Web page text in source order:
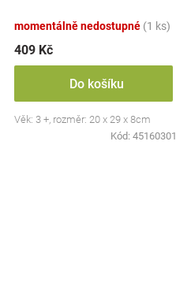
momentálně nedostupné (1 ks)
409 Kč
Do košíku
Věk: 3 +, rozměr: 20 x 29 x 8cm
Kód: 45160301